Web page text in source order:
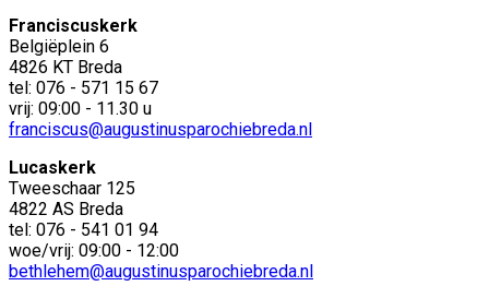
Franciscuskerk
Belgiëplein 6
4826 KT Breda
tel: 076 - 571 15 67
vrij: 09:00 - 11.30 u
franciscus@augustinusparochiebreda.nl
Lucaskerk
Tweeschaar 125
4822 AS Breda
tel: 076 - 541 01 94
woe/vrij: 09:00 - 12:00
bethlehem@augustinusparochiebreda.nl